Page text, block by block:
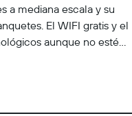
a mediana escala y su
El WIFI gratis y el
aunque no esté